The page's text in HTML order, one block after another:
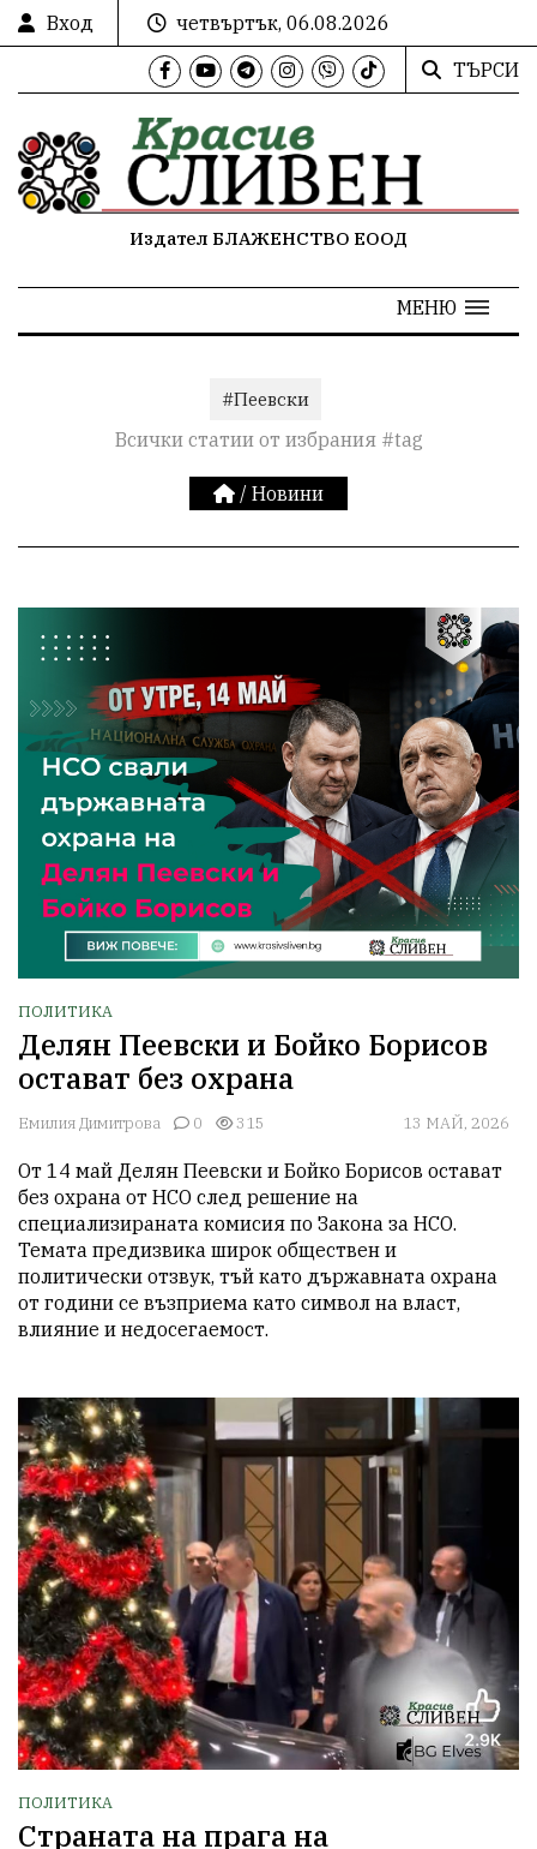
Вход
четвъртък, 06.08.2026
ТЪРСИ
Издател БЛАЖЕНСТВО ЕООД
МЕНЮ
#Пеевски
Всички статии от избрания #tag
/ Новини
ПОЛИТИКА
Делян Пеевски и Бойко Борисов
остават без охрана
Емилия Димитрова 0 315 13 МАЙ, 2026
От 14 май Делян Пеевски и Бойко Борисов остават
без охрана от НСО след решение на
специализираната комисия по Закона за НСО.
Темата предизвика широк обществен и
политически отзвук, тъй като държавната охрана
от години се възприема като символ на власт,
влияние и недосегаемост.
ПОЛИТИКА
Страната на прага на